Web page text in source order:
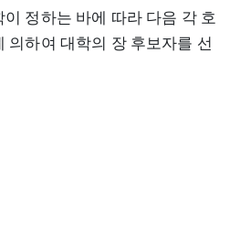
정하는 바에 따라 다음 각 호
의하여 대학의 장 후보자를 선